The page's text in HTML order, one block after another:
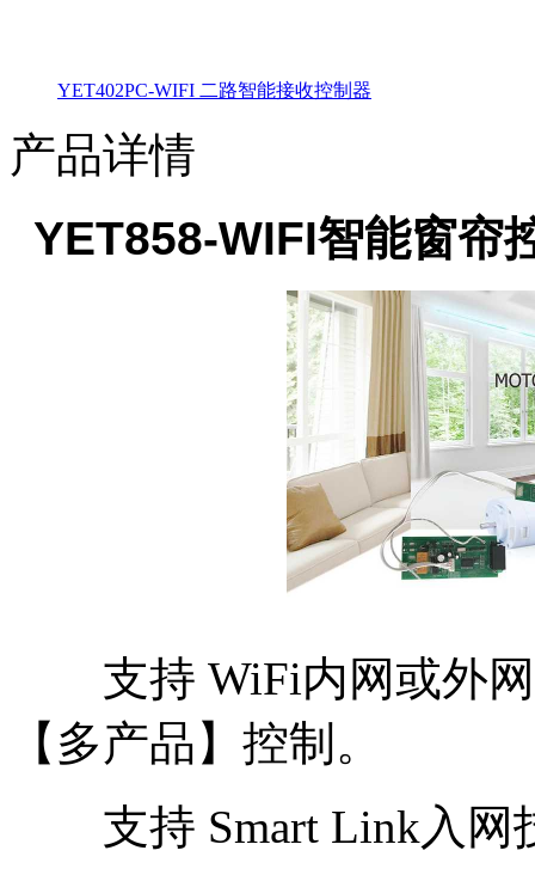
YET402PC-WIFI 二路智能接收控制器
产品详情
YET858-WIFI智能窗帘
支持 WiFi内网或外网
【多产品】控制。
支持 Smart Link入网